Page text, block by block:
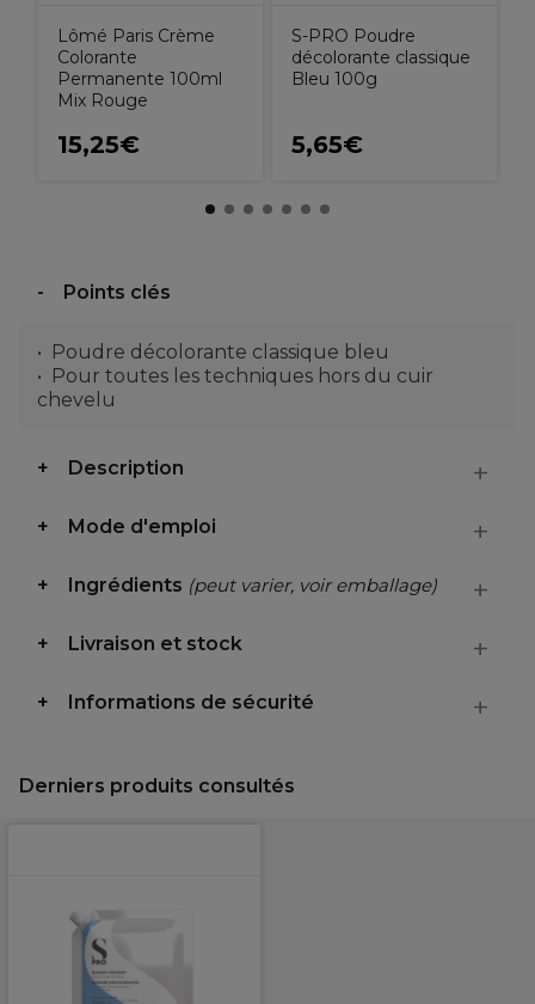
Lômé Paris Crème
Colorante
Permanente 100ml
Mix Rouge
15,25€
S-PRO Poudre
décolorante classique
Bleu 100g
5,65€
Points clés
Poudre décolorante classique bleu
Pour toutes les techniques hors du cuir
chevelu
Description
Mode d'emploi
Ingrédients (peut varier, voir emballage)
Livraison et stock
Informations de sécurité
Derniers produits consultés